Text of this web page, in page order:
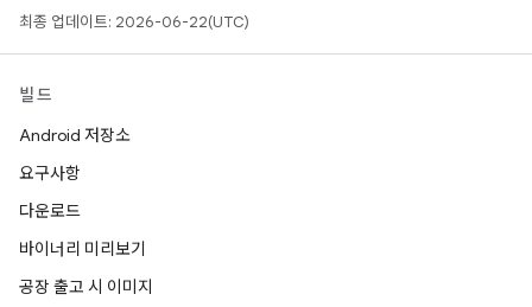
최종 업데이트: 2026-06-22(UTC)
빌드
Android 저장소
요구사항
다운로드
바이너리 미리보기
공장 출고 시 이미지